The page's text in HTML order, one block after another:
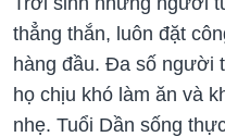
thẳng thắn, luôn đặt
hàng đầu. Đa số người
họ chịu khó làm ăn và
nhẹ. Tuổi Dần sống